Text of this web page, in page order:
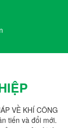
VỀ KHÍ CÔNG
tiến và đổi mới.